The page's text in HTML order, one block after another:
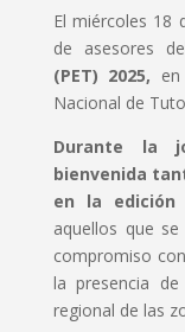
El miércoles 18
de asesores
(PET) 2025,
Nacional de
Durante la
bienvenida
en la edición
aquellos que
compromiso
la presencia
regional de las